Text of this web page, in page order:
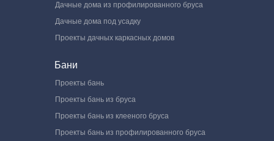
Дачные дома из профилированного бруса
Дачные дома под усадку
Проекты дачных каркасных домов
Бани
Проекты бань
Проекты бань из бруса
Проекты бань из клееного бруса
Проекты бань из профилированного бруса